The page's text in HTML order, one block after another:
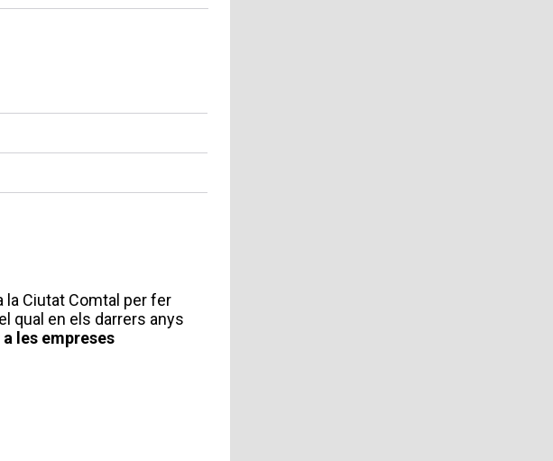
Ciutat Comtal per fer
qual en els darrers anys
les empreses